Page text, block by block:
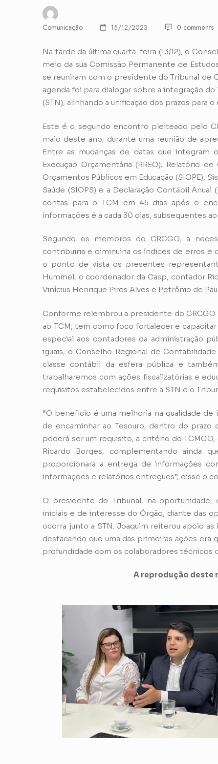
Comunicação 15/12/2023 0 comments
Na tarde da última quarta-feira (13/12), o
meio da sua Comissão Permanente de
se reuniram com o presidente do Tribunal de
agenda foi para dialogar sobre a integração
(STN), alinhando a unificação dos prazos para
Este é o segundo encontro pleiteado pelo
maio deste ano, durante uma reunião de
Entre as mudanças de datas que integram
Execução Orçamentária (RREO); Relatório
Orçamentos Públicos em Educação (SIOPE),
Saúde (SIOPS) e a Declaração Contábil
contas para o TCM em 45 dias após o
informações é a cada 30 dias, subsequentes
Segundo os membros do CRCGO, a
contribuiria e diminuiria os índices de erros e
o ponto de vista os presentes
Hummel, o coordenador da Casp, contador
Vinícius Henrique Pires Alves e Petrônio de
Conforme relembrou a presidente do
ao TCM, tem como foco fortalecer e
especial aos contadores da administração
iguais, o Conselho Regional de
classe contábil da esfera pública e
trabalharemos com ações fiscalizatórias e
requisitos estabelecidos entre a STN e o
“O benefício é uma melhoria na qualidade
de encaminhar ao Tesouro, dentro do
poderá ser um requisito, a critério do
Ricardo Borges, complementando ainda
proporcionará a entrega de informações
informações e relatórios entregues”, disse o
O presidente do Tribunal, na
iniciais e de interesse do Órgão, diante das
ocorra junto a STN. Joaquim reiterou apoio
destacando que uma das primeiras ações era
profundidade com os colaboradores técnicos
A reprodução deste